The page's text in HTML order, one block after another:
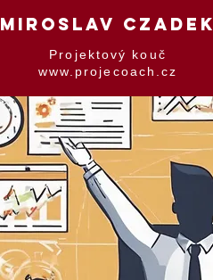
MIROSLAV CZADEK
Projektový kouč
www.projecoach.cz